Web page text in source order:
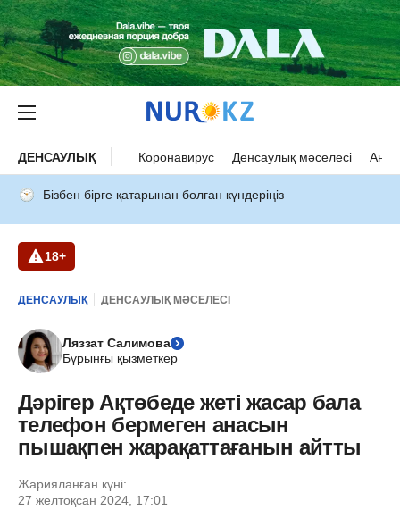
ДЕНСАУЛЫҚ Коронавирус Денсаулық мәселесі Ана
Бізбен бірге қатарынан болған күндеріңіз
18+
ДЕНСАУЛЫҚ ДЕНСАУЛЫҚ МӘСЕЛЕСІ
Ляззат Салимова
Бұрынғы қызметкер
Дәрігер Ақтөбеде жеті жасар бала
телефон бермеген анасын
пышақпен жарақаттағанын айтты
Жарияланған күні:
27 желтоқсан 2024, 17:01